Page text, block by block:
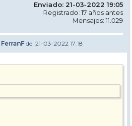
Enviado: 21-03-2022 19:05
Registrado: 17 años antes
Mensajes: 11.029
FerranF del 21-03-2022 17:18